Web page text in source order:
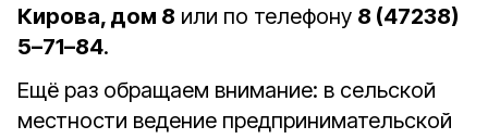
Кирова, дом 8 или по телефону 8 (47238)
5–71–84.
Ещё раз обращаем внимание: в сельской
местности ведение предпринимательской